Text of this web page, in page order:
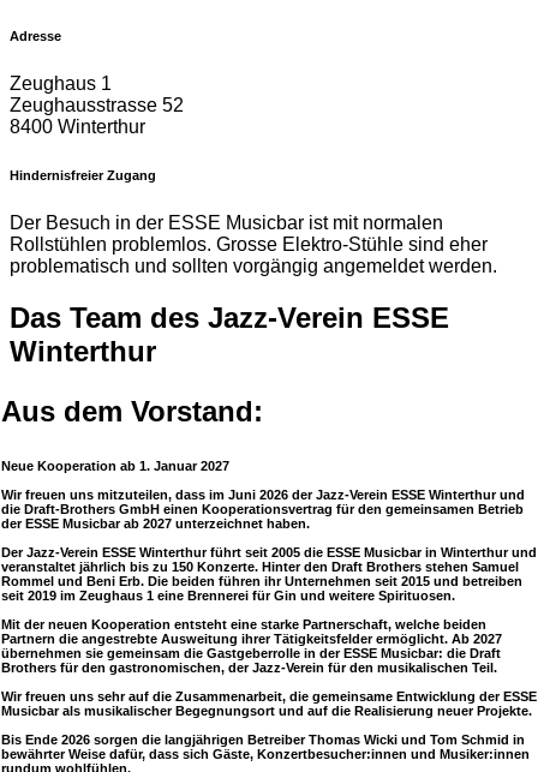
Adresse
Zeughaus 1
Zeughausstrasse 52
8400 Winterthur
Hindernisfreier Zugang
Der Besuch in der ESSE Musicbar ist mit normalen
Rollstühlen problemlos. Grosse Elektro-Stühle sind eher
problematisch und sollten vorgängig angemeldet werden.
Das Team des Jazz-Verein ESSE
Winterthur
Wir sind für das Funktionieren der ESSE Musicbar
Winterthur verantwortlich!
Aus dem Vorstand:
Neue Kooperation ab 1. Januar 2027
Wir freuen uns mitzuteilen, dass im Juni 2026 der Jazz-Verein ESSE Winterthur und
die Draft-Brothers GmbH einen Kooperationsvertrag für den gemeinsamen Betrieb
der ESSE Musicbar ab 2027 unterzeichnet haben.
Der Jazz-Verein ESSE Winterthur führt seit 2005 die ESSE Musicbar in Winterthur und
veranstaltet jährlich bis zu 150 Konzerte. Hinter den Draft Brothers stehen Samuel
Rommel und Beni Erb. Die beiden führen ihr Unternehmen seit 2015 und betreiben
seit 2019 im Zeughaus 1 eine Brennerei für Gin und weitere Spirituosen.
Mit der neuen Kooperation entsteht eine starke Partnerschaft, welche beiden
Partnern die angestrebte Ausweitung ihrer Tätigkeitsfelder ermöglicht. Ab 2027
übernehmen sie gemeinsam die Gastgeberrolle in der ESSE Musicbar: die Draft
Brothers für den gastronomischen, der Jazz-Verein für den musikalischen Teil.
Wir freuen uns sehr auf die Zusammenarbeit, die gemeinsame Entwicklung der ESSE
Musicbar als musikalischer Begegnungsort und auf die Realisierung neuer Projekte.
Bis Ende 2026 sorgen die langjährigen Betreiber Thomas Wicki und Tom Schmid in
bewährter Weise dafür, dass sich Gäste, Konzertbesucher:innen und Musiker:innen
rundum wohlfühlen.